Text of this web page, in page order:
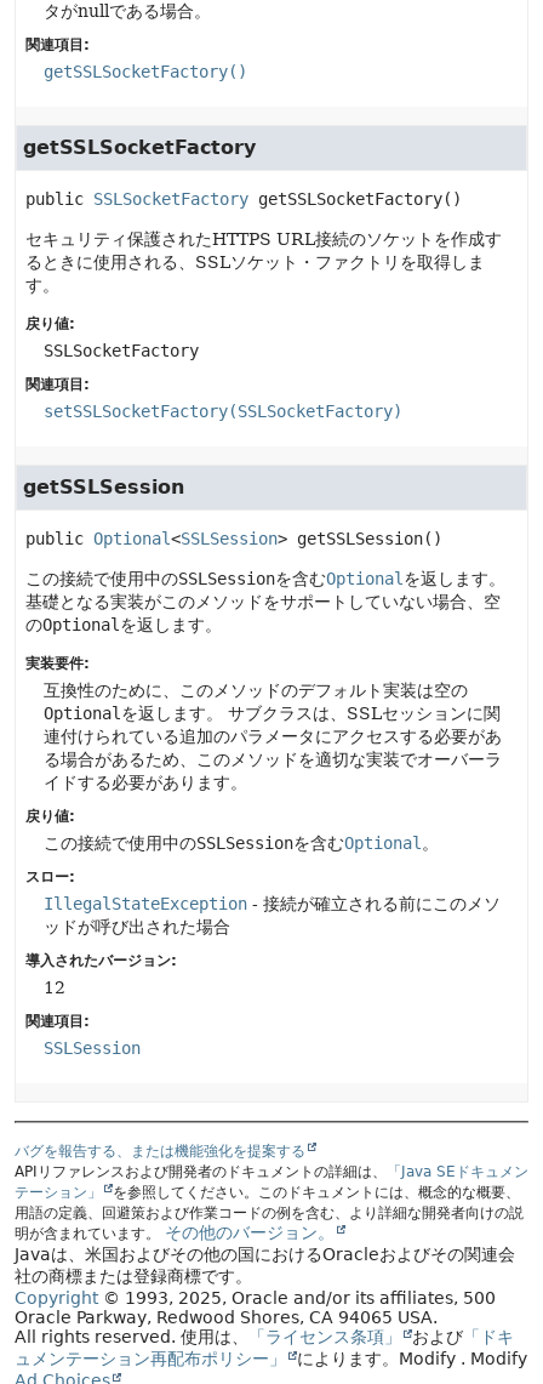
タがnullである場合。
関連項目:
getSSLSocketFactory()
getSSLSocketFactory
public SSLSocketFactory getSSLSocketFactory()
セキュリティ保護されたHTTPS URL接続のソケットを作成す
るときに使用される、SSLソケット・ファクトリを取得しま
す。
戻り値:
SSLSocketFactory
関連項目:
setSSLSocketFactory(SSLSocketFactory)
getSSLSession
public Optional<SSLSession> getSSLSession()
この接続で使用中のSSLSessionを含むOptional を返します。
基礎となる実装がこのメソッドをサポートしていない場合、空
のOptional を返します。
実装要件:
互換性のために、このメソッドのデフォルト実装は空の
Optional を返します。
サブクラスは、SSLセッションに関
連付けられている追加のパラメータにアクセスする必要があ
る場合があるため、このメソッドを適切な実装でオーバーラ
イドする必要があります。
戻り値:
この接続で使用中のSSLSessionを含むOptional 。
スロー:
IllegalStateException - 接続が確立される前にこのメソ
ッドが呼び出された場合
導入されたバージョン:
12
関連項目:
SSLSession
バグを報告する、または機能強化を提案する
APIリファレンスおよび開発者のドキュメントの詳細は、
「Java SEドキュメン
テーション」
を参照してください。このドキュメントには、概念的な概要、
用語の定義、回避策および作業コードの例を含む、より詳細な開発者向けの説
明が含まれています。
その他のバージョン。
Javaは、米国およびその他の国におけるOracleおよびその関連会
社の商標または登録商標です。
Copyright© 1993, 2025, Oracle and/or its affiliates, 500
Oracle Parkway, Redwood Shores, CA 94065 USA.
All rights reserved. 使用は、 「ライセンス条項」 および 「ドキ
ュメンテーション再配布ポリシー」
によります。 Modify . Modify